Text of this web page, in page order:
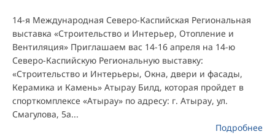
14-я Международная Северо-Каспийская Региональная
выставка «Строительство и Интерьер, Отопление и
Вентиляция» Приглашаем вас 14-16 апреля на 14-ю
Северо-Каспийскую Региональную выставку:
«Строительство и Интерьеры, Окна, двери и фасады,
Керамика и Камень» Атырау Билд, которая пройдет в
спорткомплексе «Атырау» по адресу: г. Атырау, ул.
Смагулова, 5а...
Подробнее